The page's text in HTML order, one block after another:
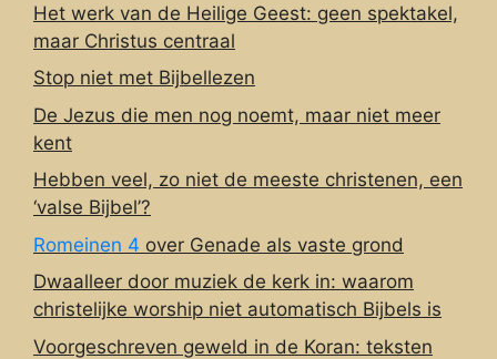
Het werk van de Heilige Geest: geen spektakel,
maar Christus centraal
Stop niet met Bijbellezen
De Jezus die men nog noemt, maar niet meer
kent
Hebben veel, zo niet de meeste christenen, een
‘valse Bijbel’?
Romeinen 4 over Genade als vaste grond
Dwaalleer door muziek de kerk in: waarom
christelijke worship niet automatisch Bijbels is
Voorgeschreven geweld in de Koran: teksten